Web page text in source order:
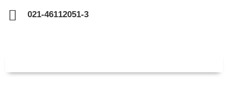
021-46112051-3